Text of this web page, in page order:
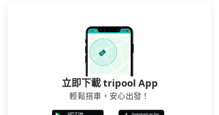
立即下載 tripool App
輕鬆搭車，安心出發！